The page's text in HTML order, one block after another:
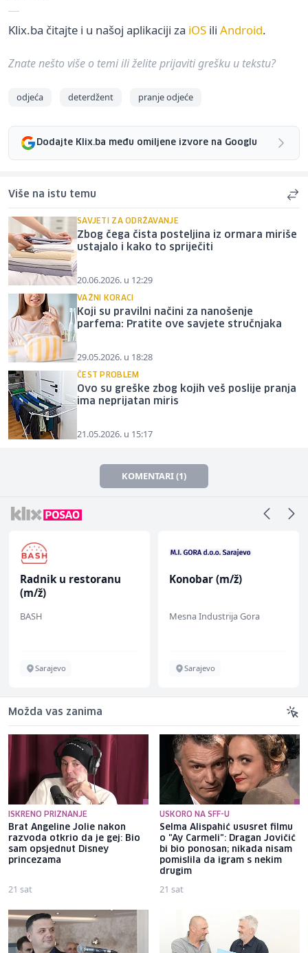
Klix.ba čitajte i u našoj aplikaciji za iOS ili Android.
Znate nešto više o temi ili želite prijaviti grešku u tekstu?
odjeća deterdžent pranje odjeće
Dodajte Klix.ba među omiljene izvore na Googlu
Više na istu temu
SAVJETI ZA ODRŽAVANJE
Zbog čega čista posteljina iz ormara miriše
ustajalo i kako to spriječiti
20.06.2026. u 12:29
VAŽNI KORACI
Koji su pravilni načini za nanošenje
parfema: Pratite ove savjete stručnjaka
29.05.2026. u 18:28
ČEST PROBLEM
Ovo su greške zbog kojih veš poslije pranja
ima neprijatan miris
21.05.2026. u 15:17
KOMENTARI (1)
Radnik u restoranu
(m/ž)
BASH
Sarajevo
Konobar (m/ž)
Mesna Industrija Gora
Sarajevo
Možda vas zanima
ISKRENO PRIZNANJE
Brat Angeline Jolie nakon
razvoda otkrio da je gej: Bio
sam opsjednut Disney
princezama
21 sat
USKORO NA SFF-U
Selma Alispahić ususret filmu
o "Ay Carmeli": Dragan Jovičić
bi bio ponosan; nikada nisam
pomislila da igram s nekim
drugim
21 sat